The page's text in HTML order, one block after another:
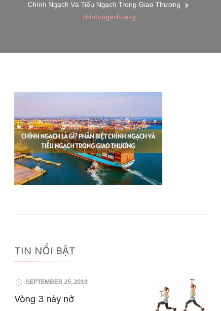
Chính Ngạch Và Tiểu Ngạch Trong Giao Thương
chinh-ngach-la-gi
TIN NỔI BẬT
SEPTEMBER 25, 2019
Vòng 3 nảy nở